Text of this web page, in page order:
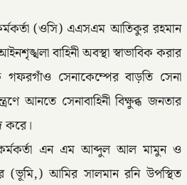
(ওসি) এএসএম আতিকুর রহমান
বাহিনী অবস্থা স্বাভাবিক করার
সেনাকেম্পের বাড়তি সেনা
আনতে সেনাবাহিনী বিক্ষুব্ধ জনতার
করে।
কর্মকর্তা এন এম আব্দুল আল মামুন ও
(ভূমি,) আমির সালমান রনি উপস্থিত